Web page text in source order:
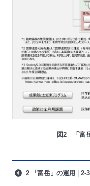
図2 「富
2 「富岳」の運用 2-